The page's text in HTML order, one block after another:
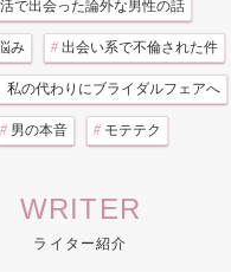
で出会った論外な男性の話
み # 出会い系で不倫された件
私の代わりにブライダルフェアへ
# 男の本音 # モテテク
WRITER
ライター紹介